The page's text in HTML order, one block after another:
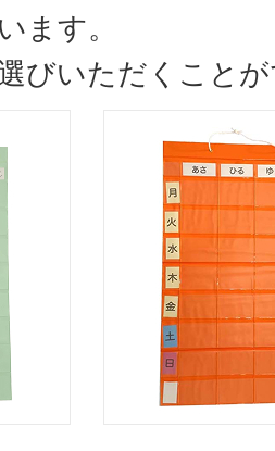
ます。
びいただくこと